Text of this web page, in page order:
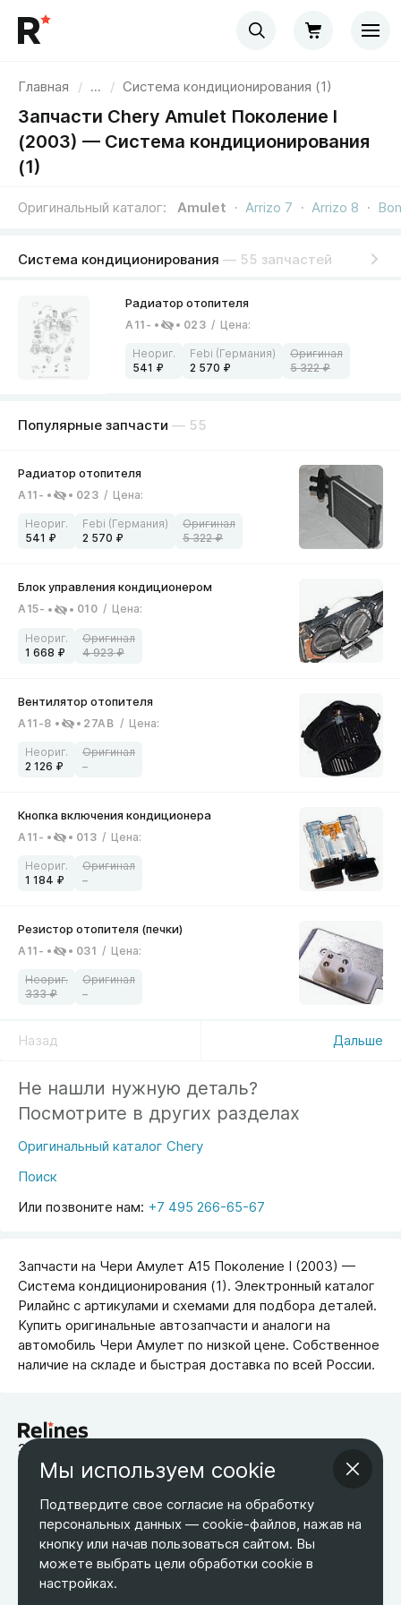
Главная / ... / Система кондиционирования (1)
Запчасти Chery Amulet Поколение I
(2003) — Система кондиционирования
(1)
Оригинальный каталог Amulet Arrizo 7 Arrizo 8
Система кондиционирования — 55 запчастей
A11- 023 / Цена:
541 2 570 5 322
Популярные запчасти — 55
A11- 023 / Цена:
541 2 570 5 322
A15- 010 / Цена:
1 668 4 923
A11-8 27AB / Цена:
2 126 –
A11- 013 / Цена:
1 184 –
A11- 031 / Цена:
333 –
Назад Дальше
Не нашли нужную деталь?
Посмотрите в других разделах
Оригинальный каталог Chery
Поиск
Или позвоните нам: +7 495 266-65-67
Запчасти на Чери Амулет A15 Поколение I (2003) —
Система кондиционирования (1). Электронный каталог
Рилайнс с артикулами и схемами для подбора деталей.
Купить оригинальные автозапчасти и аналоги на
автомобиль Чери Амулет по низкой цене. Собственное
наличие на складе и быстрая доставка по всей России.
Возврат товара
Оплата
Оптовым покупателям
Оферта
Обработка персональных данных
ТЕЛЕФОН
+7 495 266-65-67
ЭЛ. ПОЧТА
shop@relines.ru
АДРЕС
Москва, Гаражная 8
Мы используем cookie
Подтвердите свое согласие на обработку
персональных данных — cookie-файлов, нажав на
кнопку или начав пользоваться сайтом. Вы
можете выбрать цели обработки cookie в
настройках.